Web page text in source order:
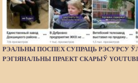
РЭАЛЬНЫ ПОСПЕХ СУПРАЦЬ РЭСУРСУ
РЭГІЯНАЛЬНЫ ПРАЕКТ СКАРЫЎ